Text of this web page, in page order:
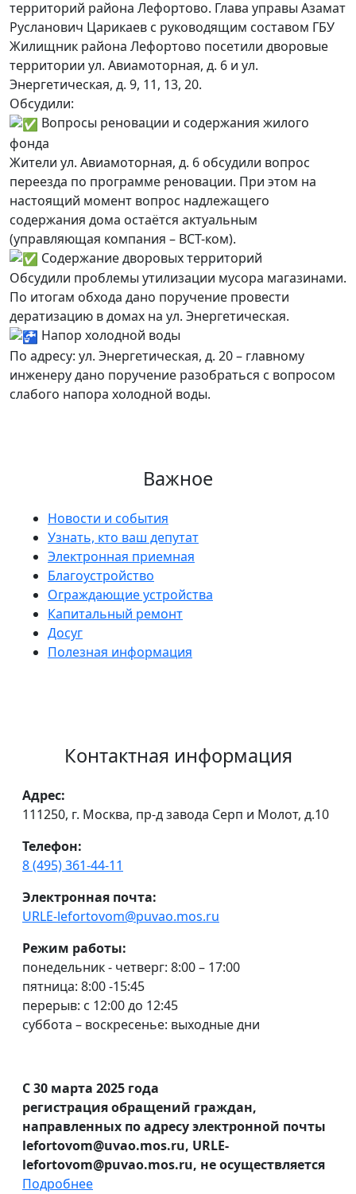
территорий района Лефортово. Глава управы Азамат
Русланович Царикаев с руководящим составом ГБУ
Жилищник района Лефортово посетили дворовые
территории ул. Авиамоторная, д. 6 и ул.
Энергетическая, д. 9, 11, 13, 20.
Обсудили:
Вопросы реновации и содержания жилого
фонда
Жители ул. Авиамоторная, д. 6 обсудили вопрос
переезда по программе реновации. При этом на
настоящий момент вопрос надлежащего
содержания дома остаётся актуальным
(управляющая компания – ВСТ-ком).
Содержание дворовых территорий
Обсудили проблемы утилизации мусора магазинами.
По итогам обхода дано поручение провести
дератизацию в домах на ул. Энергетическая.
Напор холодной воды
По адресу: ул. Энергетическая, д. 20 – главному
инженеру дано поручение разобраться с вопросом
слабого напора холодной воды.
Важное
Новости и события
Узнать, кто ваш депутат
Электронная приемная
Благоустройство
Ограждающие устройства
Капитальный ремонт
Досуг
Полезная информация
Контактная информация
Адрес:
111250, г. Москва, пр-д завода Серп и Молот, д.10
Телефон:
8 (495) 361-44-11
Электронная почта:
URLE-lefortovom@puvao.mos.ru
Режим работы:
понедельник - четверг: 8:00 – 17:00
пятница: 8:00 -15:45
перерыв: с 12:00 до 12:45
суббота – воскресенье: выходные дни
С 30 марта 2025 года
регистрация обращений граждан,
направленных по адресу электронной почты
lefortovom@uvao.mos.ru, URLE-
lefortovom@puvao.mos.ru, не осуществляется
Подробнее